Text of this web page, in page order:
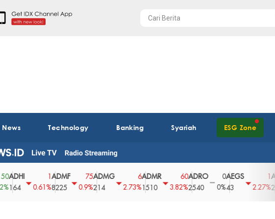
Technology Banking Syariah ESG Zone
0.61%
ADMF
8225
75
0.9%
ADMG
214
2.73%
ADMR
1510
60
3.82%
ADRO
2540
0
0%
AEGS
2.27% 2850